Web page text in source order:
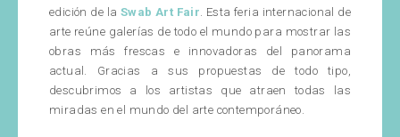
edición de la Swab Art Fair . Esta feria internacional de
arte reúne galerías de todo el mundo para mostrar las
obras más frescas e innovadoras del panorama
actual. Gracias a sus propuestas de todo tipo,
descubrimos a los artistas que atraen todas las
miradas en el mundo del arte contemporáneo.